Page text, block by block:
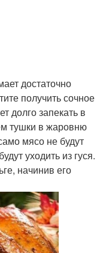
достаточно
получить сочное
долго запекать в
тушки в жаровню
мясо не будут
уходить из гуся.
начинив его